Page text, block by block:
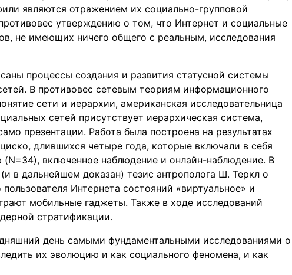
являются отражением их социально-групповой
утверждению о том, что Интернет и социальные
не имеющих ничего общего с реальным, исследования
процессы создания и развития статусной системы
В противовес сетевым теориям информационного
сети и иерархии, американская исследовательница
сетей присутствует иерархическая система,
презентации. Работа была построена на результатах
длившихся четыре года, которые включали в себя
(N=34), включенное наблюдение и онлайн-наблюдение. В
в дальнейшем доказан) тезис антрополога Ш. Теркл о
Интернета состояний «виртуальное» и
мобильные гаджеты. Также в ходе исследований
стратификации.
день самыми фундаментальными исследованиями о
их эволюцию и как социального феномена, и как